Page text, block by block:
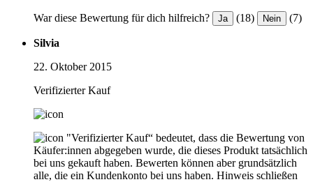
War diese Bewertung für dich hilfreich? Ja (18) Nein (7)
Silvia
22. Oktober 2015
Verifizierter Kauf
"Verifizierter Kauf“ bedeutet, dass die Bewertung von
Käufer:innen abgegeben wurde, die dieses Produkt tatsächlich
bei uns gekauft haben. Bewerten können aber grundsätzlich
alle, die ein Kundenkonto bei uns haben. Hinweis schließen